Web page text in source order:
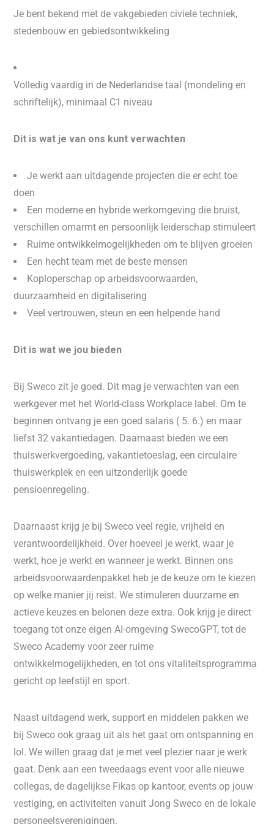
Je bent bekend met de vakgebieden civiele techniek,
stedenbouw en gebiedsontwikkeling
Volledig vaardig in de Nederlandse taal (mondeling en
schriftelijk), minimaal C1 niveau
Dit is wat je van ons kunt verwachten
Je werkt aan uitdagende projecten die er echt toe
doen
Een moderne en hybride werkomgeving die bruist,
verschillen omarmt en persoonlijk leiderschap stimuleert
Ruime ontwikkelmogelijkheden om te blijven groeien
Een hecht team met de beste mensen
Koploperschap op arbeidsvoorwaarden,
duurzaamheid en digitalisering
Veel vertrouwen, steun en een helpende hand
Dit is wat we jou bieden
Bij Sweco zit je goed. Dit mag je verwachten van een
werkgever met het World-class Workplace label. Om te
beginnen ontvang je een goed salaris ( 5. 6.) en maar
liefst 32 vakantiedagen. Daarnaast bieden we een
thuiswerkvergoeding, vakantietoeslag, een circulaire
thuiswerkplek en een uitzonderlijk goede
pensioenregeling.
Daarnaast krijg je bij Sweco veel regie, vrijheid en
verantwoordelijkheid. Over hoeveel je werkt, waar je
werkt, hoe je werkt en wanneer je werkt. Binnen ons
arbeidsvoorwaardenpakket heb je de keuze om te kiezen
op welke manier jij reist. We stimuleren duurzame en
actieve keuzes en belonen deze extra. Ook krijg je direct
toegang tot onze eigen AI-omgeving SwecoGPT, tot de
Sweco Academy voor zeer ruime
ontwikkelmogelijkheden, en tot ons vitaliteitsprogramma
gericht op leefstijl en sport.
Naast uitdagend werk, support en middelen pakken we
bij Sweco ook graag uit als het gaat om ontspanning en
lol. We willen graag dat je met veel plezier naar je werk
gaat. Denk aan een tweedaags event voor alle nieuwe
collegas, de dagelijkse Fikas op kantoor, events op jouw
vestiging, en activiteiten vanuit Jong Sweco en de lokale
personeelsverenigingen.